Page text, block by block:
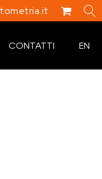
CONTATTI EN